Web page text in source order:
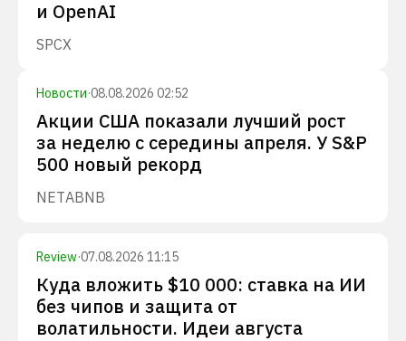
и OpenAI
SPCX
Новости·08.08.2026 02:52
Акции США показали лучший рост
за неделю с середины апреля. У S&P
500 новый рекорд
NETABNB
Review·07.08.2026 11:15
Куда вложить $10 000: ставка на ИИ
без чипов и защита от
волатильности. Идеи августа